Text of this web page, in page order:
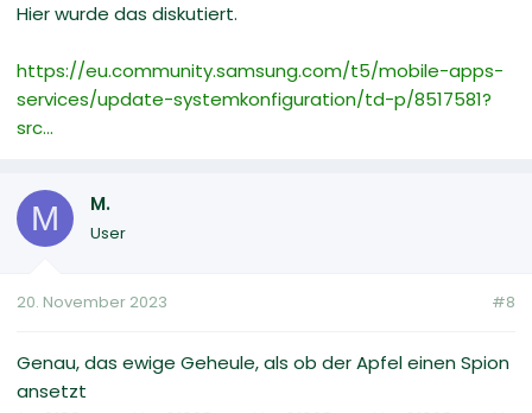
Hier wurde das diskutiert.
https://eu.community.samsung.com/t5/mobile-apps-
services/update-systemkonfiguration/td-p/8517581?
src...
M M.
User
20. November 2023 #8
Genau, das ewige Geheule, als ob der Apfel einen Spion
ansetzt